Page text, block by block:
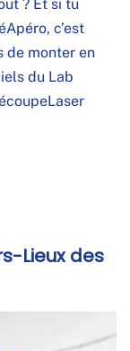
? Et si tu
c’est
de monter en
du Lab
Lieux des